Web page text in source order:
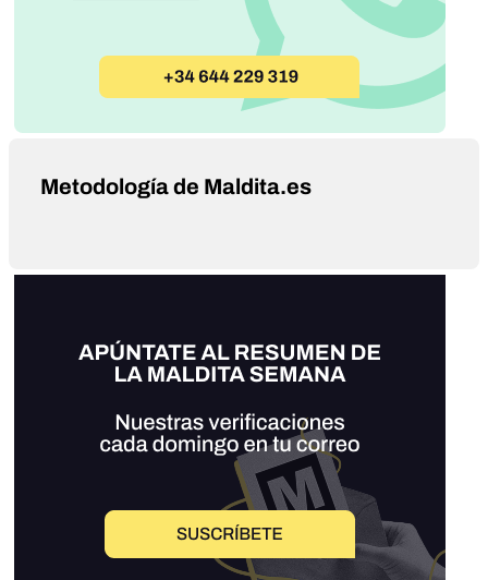
Metodología de Maldita.es